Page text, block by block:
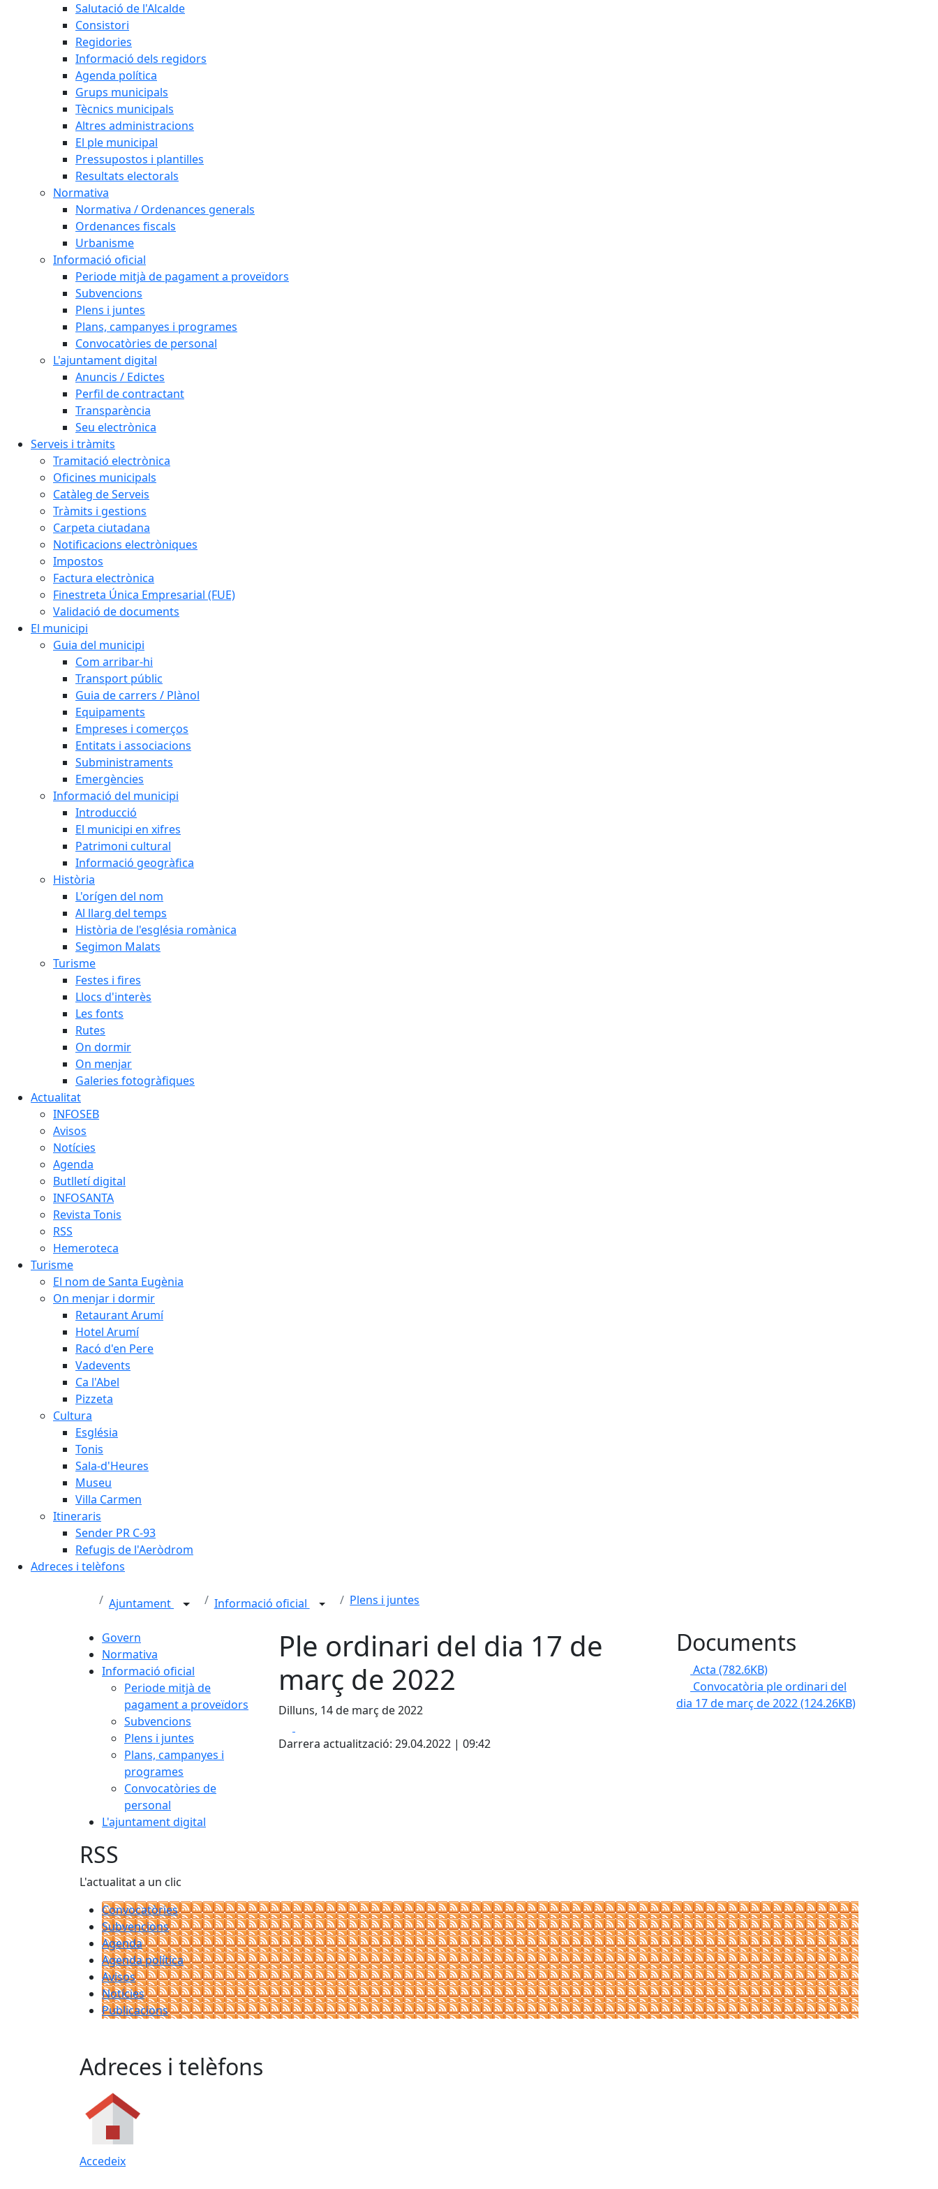
Salutació de l'Alcalde
Consistori
Regidories
Informació dels regidors
Agenda política
Grups municipals
Tècnics municipals
Altres administracions
El ple municipal
Pressupostos i plantilles
Resultats electorals
Normativa
Normativa / Ordenances generals
Ordenances fiscals
Urbanisme
Informació oficial
Periode mitjà de pagament a proveïdors
Subvencions
Plens i juntes
Plans, campanyes i programes
Convocatòries de personal
L'ajuntament digital
Anuncis / Edictes
Perfil de contractant
Transparència
Seu electrònica
Serveis i tràmits
Tramitació electrònica
Oficines municipals
Catàleg de Serveis
Tràmits i gestions
Carpeta ciutadana
Notificacions electròniques
Impostos
Factura electrònica
Finestreta Única Empresarial (FUE)
Validació de documents
El municipi
Guia del municipi
Com arribar-hi
Transport públic
Guia de carrers / Plànol
Equipaments
Empreses i comerços
Entitats i associacions
Subministraments
Emergències
Informació del municipi
Introducció
El municipi en xifres
Patrimoni cultural
Informació geogràfica
Història
L'orígen del nom
Al llarg del temps
Història de l'església romànica
Segimon Malats
Turisme
Festes i fires
Llocs d'interès
Les fonts
Rutes
On dormir
On menjar
Galeries fotogràfiques
Actualitat
INFOSEB
Avisos
Notícies
Agenda
Butlletí digital
INFOSANTA
Revista Tonis
RSS
Hemeroteca
Turisme
El nom de Santa Eugènia
On menjar i dormir
Retaurant Arumí
Hotel Arumí
Racó d'en Pere
Vadevents
Ca l'Abel
Pizzeta
Cultura
Església
Tonis
Sala-d'Heures
Museu
Villa Carmen
Itineraris
Sender PR C-93
Refugis de l'Aeròdrom
Adreces i telèfons
Ajuntament Informació oficial Plens i juntes
Govern
Normativa
Informació oficial
Periode mitjà de
pagament a proveïdors
Subvencions
Plens i juntes
Plans, campanyes i
programes
Convocatòries de
personal
L'ajuntament digital
Ple ordinari del dia 17 de
març de 2022
Dilluns, 14 de març de 2022
Darrera actualització: 29.04.2022 | 09:42
Documents
Acta (782.6KB)
Convocatòria ple ordinari del
dia 17 de març de 2022(124.26KB)
RSS
L'actualitat a un clic
Convocatòries
Subvencions
Agenda
Agenda política
Avisos
Notícies
Publicacions
Adreces i telèfons
Accedeix